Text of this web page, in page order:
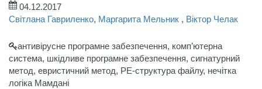
04.12.2017
Світлана Гавриленко, Маргарита Мельник , Віктор Челак
антивірусне програмне забезпечення, комп’ютерна
система, шкідливе програмне забезпечення, сигнатурний
метод, евристичний метод, РЕ-структура файлу, нечітка
логіка Мамдані